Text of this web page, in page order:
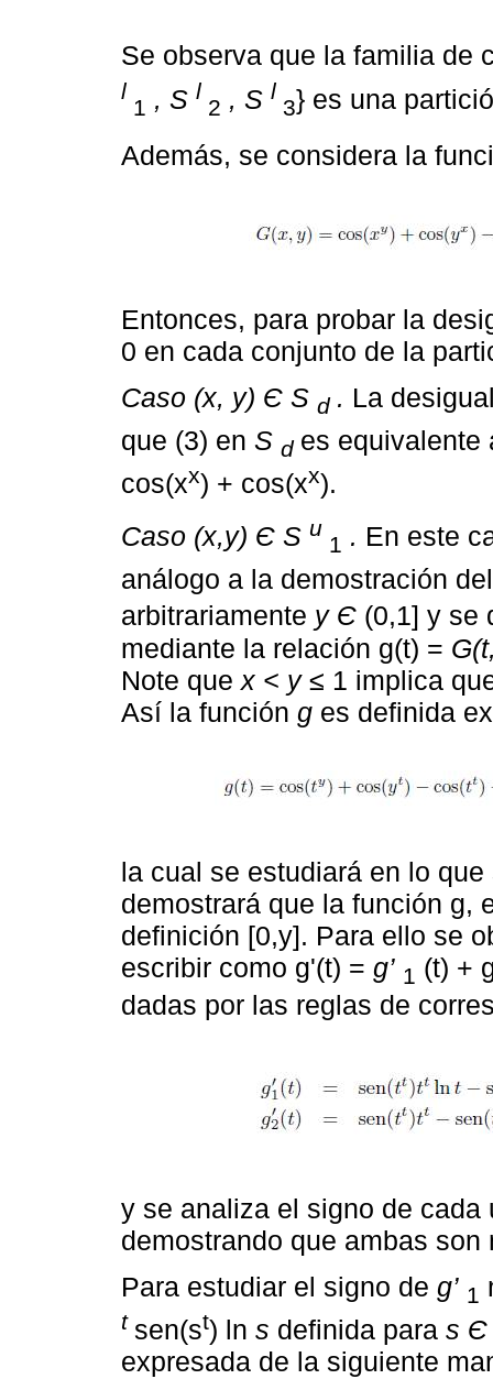
Se observa que la familia de
l
1 , S l
2 , S l
3} es una
Además, se considera la
Entonces, para probar la
0 en cada conjunto de la
Caso (x, y) Є S d . La
que (3) en S d es equivalente
cos(xx) + cos(xx).
Caso (x,y) Є S u
1 . En este
análogo a la demostración
arbitrariamente y Є (0,1] y se
mediante la relación g(t) =
Note que x < y ≤ 1 implica
Así la función g es definida
la cual se estudiará en lo
demostrará que la función g,
definición [0,y]. Para ello se
escribir como g'(t) = g’ 1 (t) +
dadas por las reglas de
y se analiza el signo de
demostrando que ambas
Para estudiar el signo de g’ 1
t sen(st) ln s definida para s Є
expresada de la siguiente